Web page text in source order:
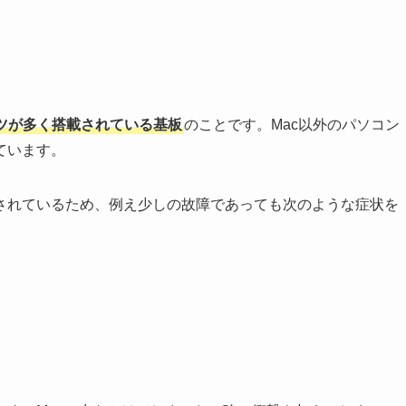
が多く搭載されている基板のことです。Mac以外のパソコン
ます。
ているため、例え少しの故障であっても次のような症状を